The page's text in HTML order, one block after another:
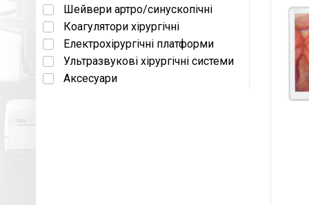
Шейвери артро/синускопічні
Коагулятори хірургічні
Електрохірургічні платформи
Ультразвукові хірургічні системи
Аксесуари